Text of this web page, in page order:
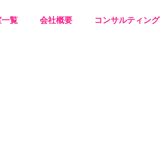
覧 会社概要 コンサルティング